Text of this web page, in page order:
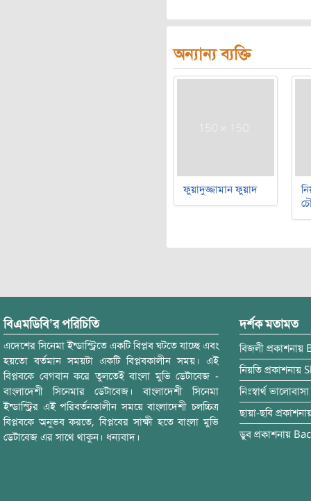
অন্যান্য ব্যক্তি
ফুয়াদুজ্জামান ফুয়াদ
বিএমডিবি’র পরিচিতি
এদেশের সিনেমা ইন্ডাস্ট্রিতে একটি বিপ্লব ঘটতে যাচ্ছে এবং
হয়তো বর্তমান সময়টা একটি বিপ্লবকালীন সময়। এই
বিপ্লবকে বেগবান করে তুলতেই বাংলা মুভি ডেটাবেজ -
বাংলাদেশী সিনেমার ডেটাবেজ। বাংলাদেশী সিনেমা
ইন্ডাস্ট্রির এই পরিবর্তনকালীন সময়ে বাংলাদেশী চলচ্চিত্র
বিপ্লবকে অনুভব করতে, বিপ্লবের সাক্ষী হতে বাংলা মুভি
ডেটাবেজ এর সাথে থাকুন। ধন্যবাদ।
দর্শক মতামত
বিজলী প্রকাশনায়
নিয়তি প্রকাশনায়
নিঃস্বার্থ ভালোবাসা
ছায়া-ছবি
ডুব প্রকাশনায়